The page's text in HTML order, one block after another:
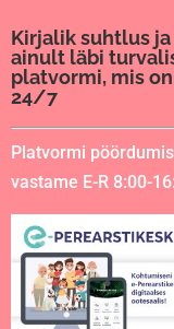
Kirjalik suhtlus
ainult läbi
platvormi, mis
24/7
Platvormi
vastame E-R 8:00-